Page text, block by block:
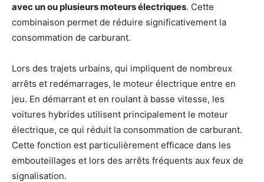
avec un ou plusieurs moteurs électriques. Cette
combinaison permet de réduire significativement la
consommation de carburant.
Lors des trajets urbains, qui impliquent de nombreux
arrêts et redémarrages, le moteur électrique entre en
jeu. En démarrant et en roulant à basse vitesse, les
voitures hybrides utilisent principalement le moteur
électrique, ce qui réduit la consommation de carburant.
Cette fonction est particulièrement efficace dans les
embouteillages et lors des arrêts fréquents aux feux de
signalisation.